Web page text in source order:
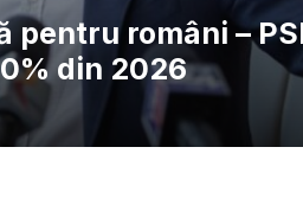
pentru români –
din 2026